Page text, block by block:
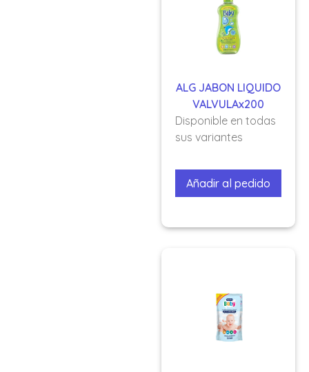
ALG JABON LIQUIDO
VALVULAx200
Disponible en todas
sus variantes
Añadir al pedido